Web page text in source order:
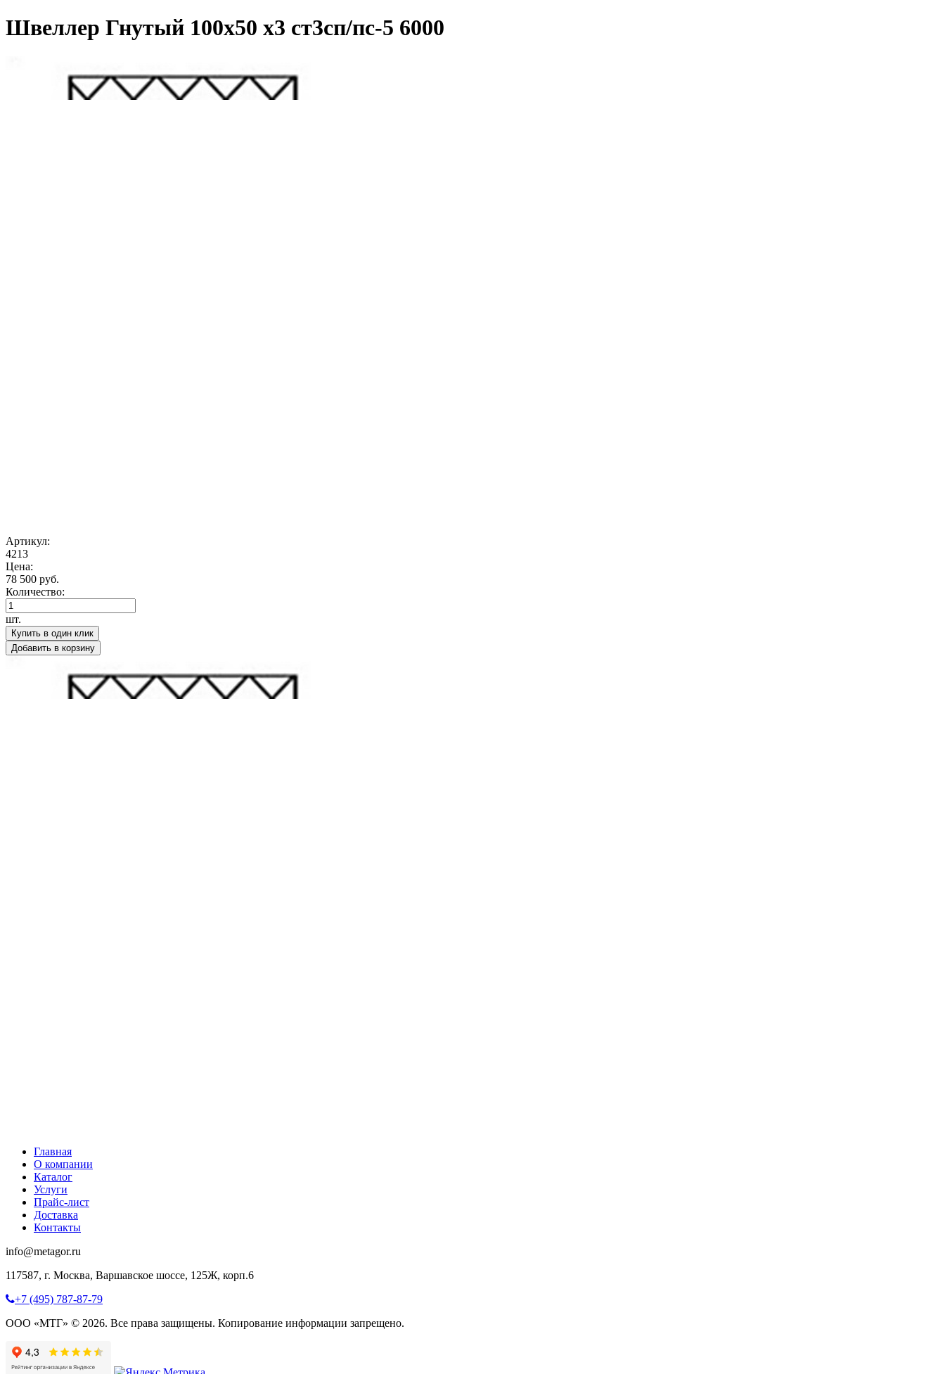
Швеллер Гнутый 100х50 х3 ст3сп/пс-5 6000
Артикул:
4213
Цена:
78 500 руб.
Количество:
шт.
Купить в один клик
Добавить в корзину
Главная
О компании
Каталог
Услуги
Прайс-лист
Доставка
Контакты
info@metagor.ru
117587, г. Москва, Варшавское шоссе, 125Ж, корп.6
+7 (495) 787-87-79
ООО «МТГ» © 2026. Все права защищены. Копирование информации запрещено.